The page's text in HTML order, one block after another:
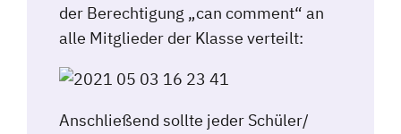
der Berechtigung „can comment“ an
alle Mitglieder der Klasse verteilt:
Anschließend sollte jeder Schüler/